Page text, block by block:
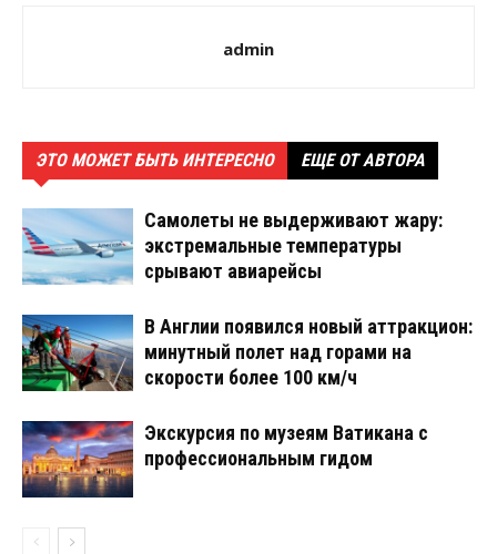
admin
ЭТО МОЖЕТ БЫТЬ ИНТЕРЕСНО ЕЩЕ ОТ АВТОРА
Самолеты не выдерживают жару:
экстремальные температуры
срывают авиарейсы
В Англии появился новый аттракцион:
минутный полет над горами на
скорости более 100 км/ч
Экскурсия по музеям Ватикана с
профессиональным гидом